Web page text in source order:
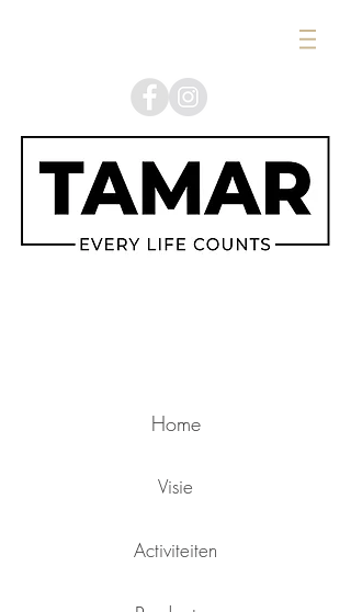
Home
Visie
Activiteiten